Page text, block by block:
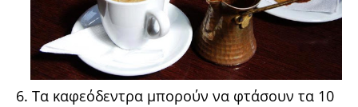
6. Τα καφεόδεντρα μπορούν να φτάσουν τα 10